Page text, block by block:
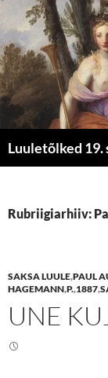
Luuletõlked
Rubriigiarhiiv:
SAKSA LUULE,PAUL
HAGEMANN,P.,1887,
UNE